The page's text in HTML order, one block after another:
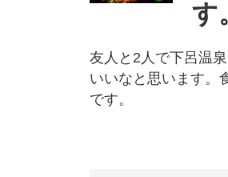
す
友人と2人で下呂温
いいなと思います。
です。